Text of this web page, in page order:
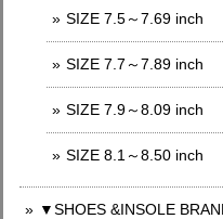
SIZE 7.5～7.69 inch
SIZE 7.7～7.89 inch
SIZE 7.9～8.09 inch
SIZE 8.1～8.50 inch
▼SHOES &INSOLE